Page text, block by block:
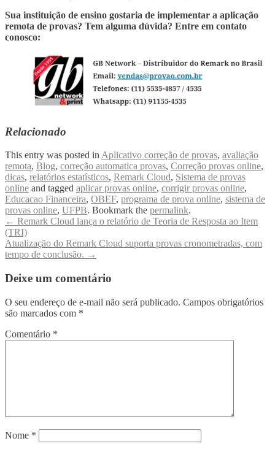
Sua instituição de ensino gostaria de implementar a aplicação
remota de provas? Tem alguma dúvida? Entre em contato
conosco:
Relacionado
This entry was posted in Aplicativo correção de provas, avaliação
remota, Blog, correção automatica provas, Correção provas online,
dicas, relatórios estatísticos, Remark Cloud, Sistema de provas
online and tagged aplicar provas online, corrigir provas online,
Educacao Financeira, OBEF, programa de prova online, sistema de
provas online, UFPB. Bookmark the permalink.
Post navigation
← Remark Cloud lança o relatório de Teoria de Resposta ao Item
(TRI)
Atualização do Remark Cloud suporta provas cronometradas, com
tempo de conclusão. →
Deixe um comentário
O seu endereço de e-mail não será publicado. Campos obrigatórios
são marcados com *
Comentário *
Nome *